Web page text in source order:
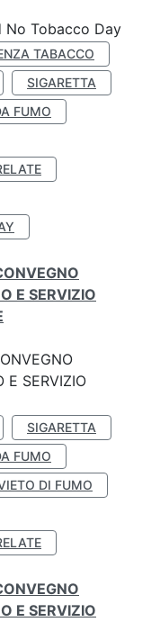
No Tobacco Day
TABACCO
SIGARETTA
FUMO
E SERVIZIO
E SERVIZIO
SIGARETTA
FUMO
DI FUMO
E SERVIZIO